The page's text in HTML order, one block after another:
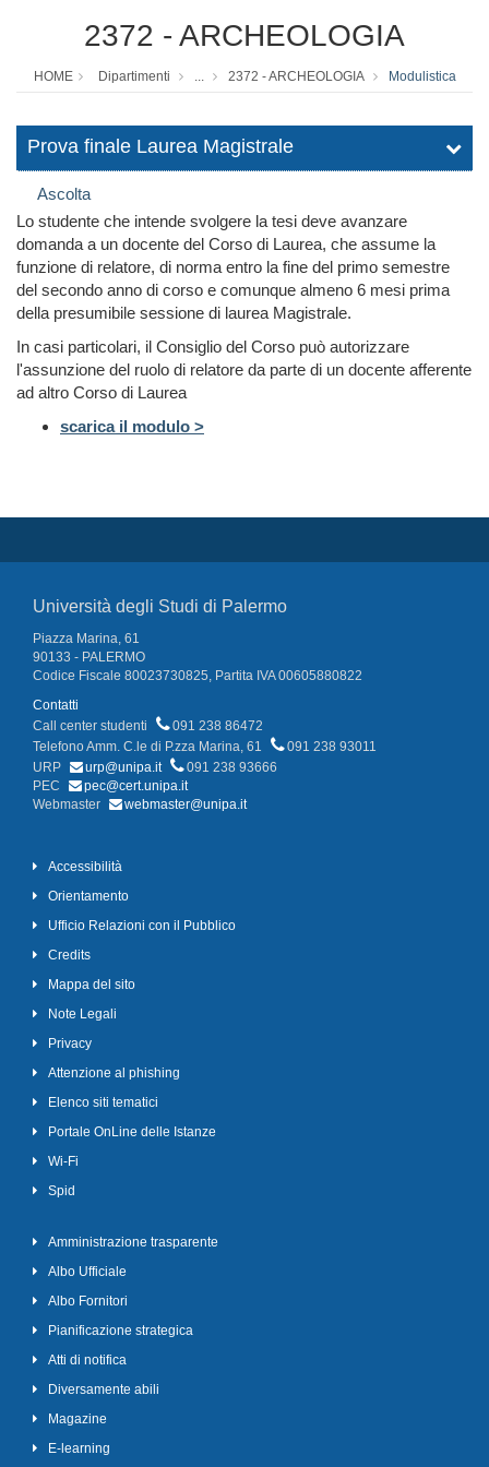
2372 - ARCHEOLOGIA
HOME Dipartimenti ... 2372 - ARCHEOLOGIA Modulistica
Prova finale Laurea Magistrale
Ascolta
Lo studente che intende svolgere la tesi deve avanzare
domanda a un docente del Corso di Laurea, che assume la
funzione di relatore, di norma entro la fine del primo semestre
del secondo anno di corso e comunque almeno 6 mesi prima
della presumibile sessione di laurea Magistrale.
In casi particolari, il Consiglio del Corso può autorizzare
l'assunzione del ruolo di relatore da parte di un docente afferente
ad altro Corso di Laurea
scarica il modulo >
Università degli Studi di Palermo
Piazza Marina, 61
90133 - PALERMO
Codice Fiscale 80023730825, Partita IVA 00605880822
Contatti
Call center studenti
091 238 86472
Telefono Amm. C.le di P.zza Marina, 61
091 238 93011
URP
urp@unipa.it
091 238 93666
PEC
pec@cert.unipa.it
Webmaster
webmaster@unipa.it
Accessibilità
Orientamento
Ufficio Relazioni con il Pubblico
Credits
Mappa del sito
Note Legali
Privacy
Attenzione al phishing
Elenco siti tematici
Portale OnLine delle Istanze
Wi-Fi
Spid
Amministrazione trasparente
Albo Ufficiale
Albo Fornitori
Pianificazione strategica
Atti di notifica
Diversamente abili
Magazine
E-learning